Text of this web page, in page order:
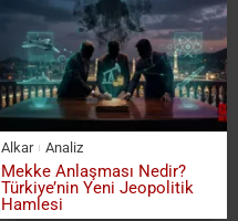
Alkar Analiz
Mekke Anlaşması Nedir?
Türkiye’nin Yeni Jeopolitik
Hamlesi